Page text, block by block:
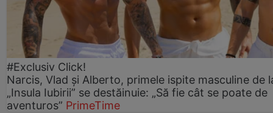
#Exclusiv Click!
Narcis, Vlad și Alberto, primele ispite masculine de
„Insula Iubirii” se destăinuie: „Să fie cât se poate de
aventuros” PrimeTime